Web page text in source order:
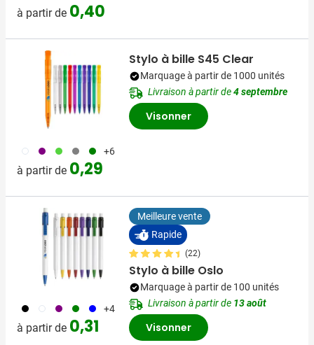
à partir de 0,40
002 024 530 003 004 +6
à partir de 0,29
Stylo à bille S45 Clear
Marquage à partir de 1000 unités
Livraison à partir de4 septembre
Visonner
001 002 024 004 005 +4
à partir de 0,31
Meilleure vente
Rapide
(22)
Stylo à bille Oslo
Marquage à partir de 100 unités
Livraison à partir de 13 août
Visonner